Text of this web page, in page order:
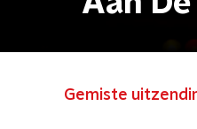
Gemiste